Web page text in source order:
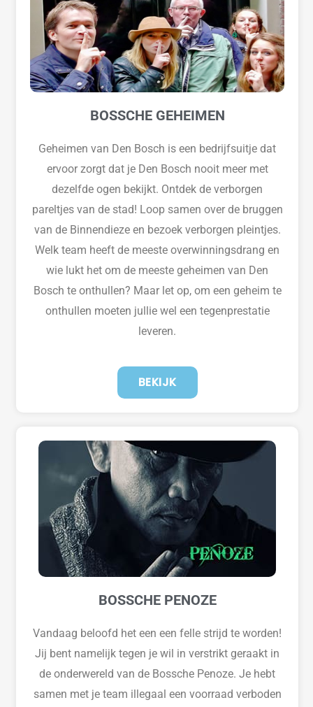
BOSSCHE GEHEIMEN
Geheimen van Den Bosch is een bedrijfsuitje dat
ervoor zorgt dat je Den Bosch nooit meer met
dezelfde ogen bekijkt. Ontdek de verborgen
pareltjes van de stad! Loop samen over de bruggen
van de Binnendieze en bezoek verborgen pleintjes.
Welk team heeft de meeste overwinningsdrang en
wie lukt het om de meeste geheimen van Den
Bosch te onthullen? Maar let op, om een geheim te
onthullen moeten jullie wel een tegenprestatie
leveren.
BEKIJK
BOSSCHE PENOZE
Vandaag beloofd het een een felle strijd te worden!
Jij bent namelijk tegen je wil in verstrikt geraakt in
de onderwereld van de Bossche Penoze. Je hebt
samen met je team illegaal een voorraad verboden